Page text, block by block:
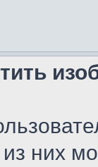
них